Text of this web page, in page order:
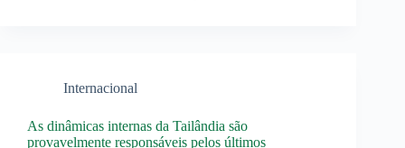
Internacional
As dinâmicas internas da Tailândia são
provavelmente responsáveis pelos últimos